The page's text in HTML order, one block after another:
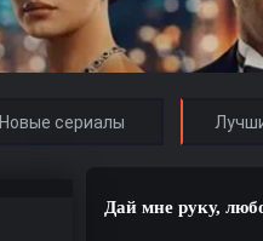
Новые сериалы
Дай мне руку,